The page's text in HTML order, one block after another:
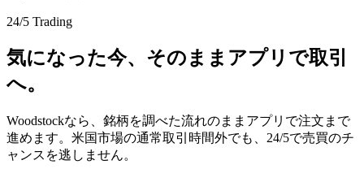
24/5 Trading
気になった今、そのままアプリで取引
へ。
Woodstockなら、銘柄を調べた流れのままアプリで注文まで
進めます。米国市場の通常取引時間外でも、24/5で売買のチ
ャンスを逃しません。